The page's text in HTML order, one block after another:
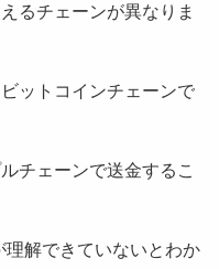
るチェーンが異なりま
ットコインチェーンで
チェーンで送金するこ
解できていないとわか